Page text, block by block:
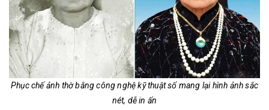
Phục chế ảnh thờ bằng công nghệ kỹ thuật số mang lại hình ảnh sắc
nét, dễ in ấn